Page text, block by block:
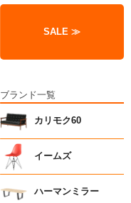
SALE ≫
ブランド一覧
カリモク60
イームズ
ハーマンミラー